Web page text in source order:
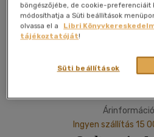
Balassi Kiadó Kft.|1994|magyar
oldal
Ingyen szállítás 15
böngészőjébe, de cookie-preferenciáit
módosíthatja a Süti beállítások
olvassa el a
Libri
tájékoztatóját!
Süti beállítások